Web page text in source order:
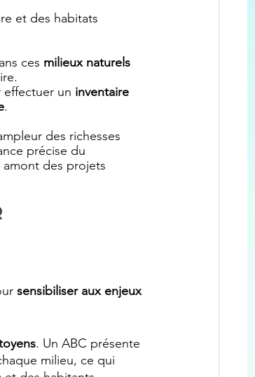
et des habitats
ces milieux naturels
effectuer un inventaire
.
des richesses
précise du
amont des projets
sensibiliser aux enjeux
. Un ABC présente
milieu, ce qui